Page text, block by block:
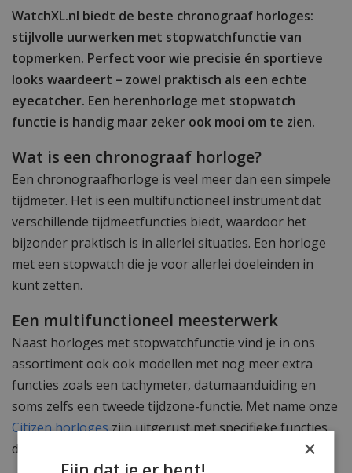
WatchXL.nl biedt de beste chronograaf horloges:
stijlvolle uurwerken met stopwatchfunctie van
topmerken. Perfect voor wie precisie én sportieve
looks waardeert – zowel praktisch als een echte
eyecatcher. Een herenhorloge met stopwatch
functie is handig maar zeker ook mooi om te zien.
Wat is een chronograaf horloge?
Een chronograafhorloge is veel meer dan een simpele
tijdmeter. Het is een multifunctioneel instrument dat
verschillende tijdmeetfuncties biedt, waardoor het
bijzonder praktisch is in allerlei situaties. Een horloge
met een stopwatch die je voor allerlei doeleinden in
kunt zetten.
Een multifunctioneel meesterwerk
Naast horloges met stopwatchfunctie vind je in ons
assortiment ook ook modellen met nog meer extra
functies zoals een tachymeter, datumaanduiding en
soms zelfs een tweede tijdzone-functie. Met name onze
Citizen horlogeszijn uitgerust met specifieke functies
die deze uurwerken uniek maken.
×